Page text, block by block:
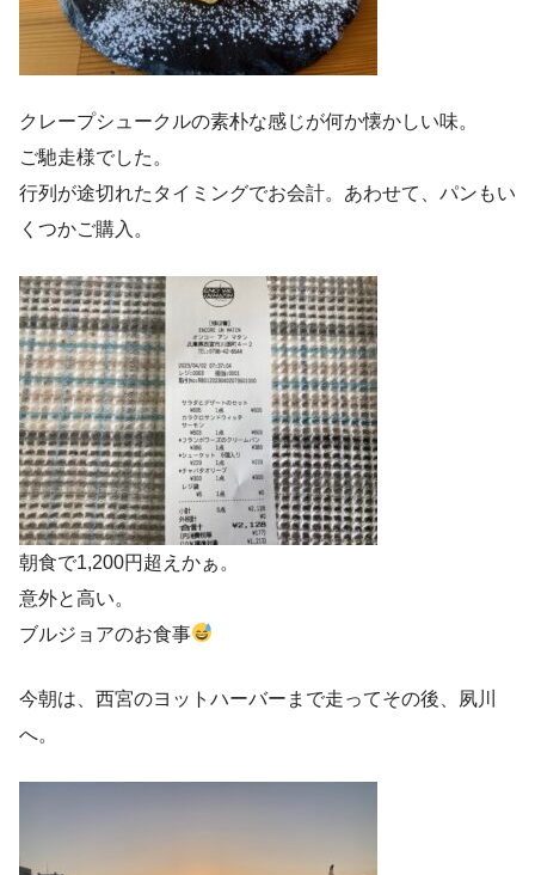
クレープシュークルの素朴な感じが何か懐かしい味。
ご馳走様でした。
行列が途切れたタイミングでお会計。あわせて、パンもい
くつかご購入。
朝食で1,200円超えかぁ。
意外と高い。
ブルジョアのお食事
今朝は、西宮のヨットハーバーまで走ってその後、夙川
へ。